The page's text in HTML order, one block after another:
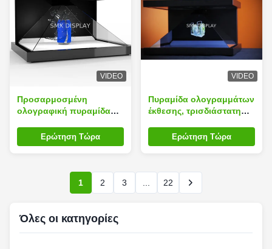
VIDEO
Προσαρμοσμένη
ολογραφική πυραμίδα
κιβώτιο ολογραμμάτων
εξουσιοδότηση 1 έτους
Ερώτηση Τώρα
VIDEO
Πυραμίδα ολογραμμάτων
έκθεσης, τρισδιάστατη
Resulution κιβωτίων
ολογραμμάτων
Ερώτηση Τώρα
1 2 3 22
Όλες οι κατηγορίες